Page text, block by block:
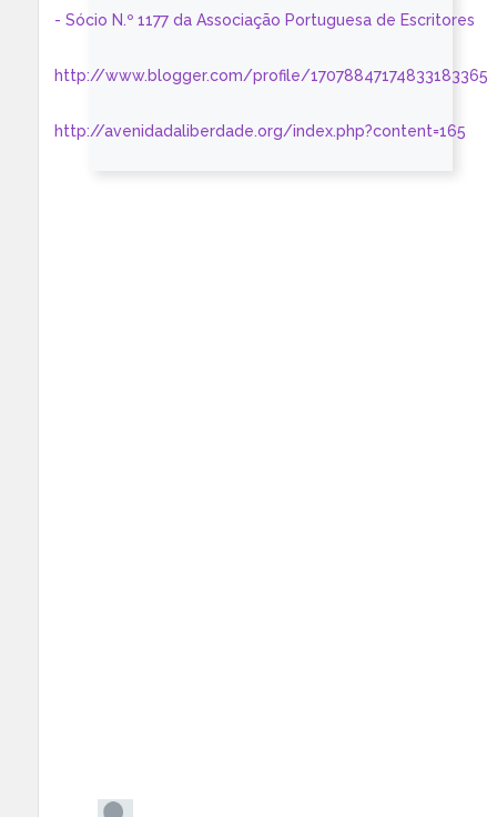
- Sócio N.º 1177 da Associação Portuguesa de Escritores
http://www.blogger.com/profile/17078847174833183365
http://avenidadaliberdade.org/index.php?content=165